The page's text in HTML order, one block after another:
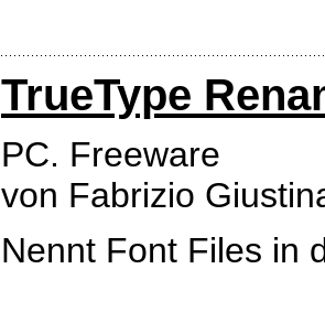
TrueType
PC. Freeware
von Fabrizio
Nennt Font Files in